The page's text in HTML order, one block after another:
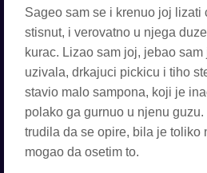
Sageo sam se i krenuo joj lizati
stisnut, i verovatno u njega
kurac. Lizao sam joj, jebao
uzivala, drkajuci pickicu i tiho
stavio malo sampona, koji je
polako ga gurnuo u njenu
trudila da se opire, bila je toliko
mogao da osetim to.